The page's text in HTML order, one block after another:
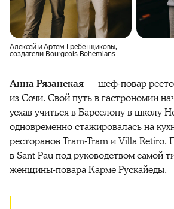
Алексей и Артём Гребенщиковы,
создатели Bourgeois Bohemians
Анна Рязанская— шеф-повар
из Сочи. Свой путь в гастрономии
уехав учиться в Барселону в школу
одновременно стажировалась на
ресторанов Tram-Tram и Villa Retiro.
в Sant Pau под руководством самой
женщины-повара Карме Рускайеды.